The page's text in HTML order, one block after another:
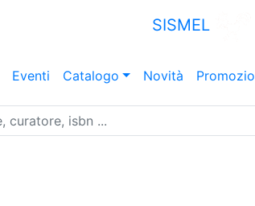
SISMEL
Eventi Catalogo Novità